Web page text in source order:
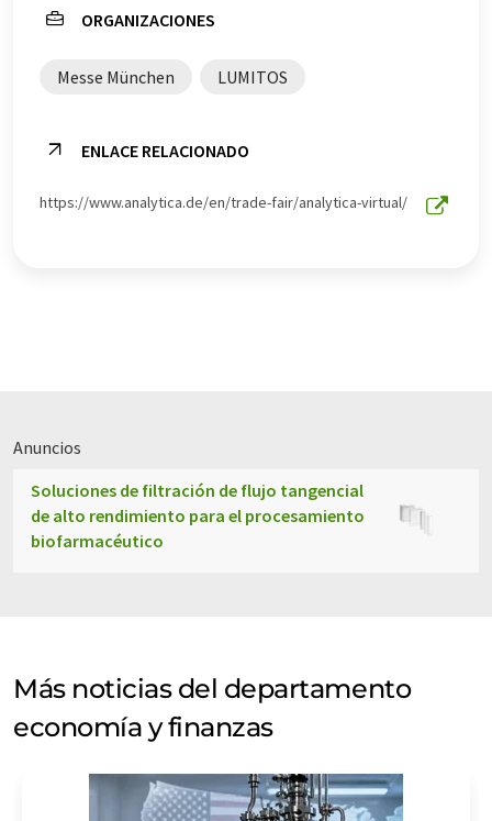
ORGANIZACIONES
Messe München LUMITOS
ENLACE RELACIONADO
https://www.analytica.de/en/trade-fair/analytica-virtual/
Anuncios
Soluciones de filtración de flujo tangencial
de alto rendimiento para el procesamiento
biofarmacéutico
Más noticias del departamento
economía y finanzas